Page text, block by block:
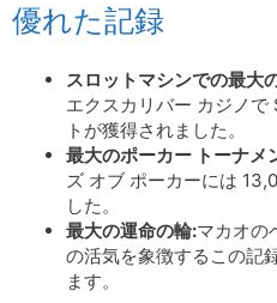
優れた記録
スロットマシンでの最大
エクスカリバー カジノ
トが獲得されました。
最大のポーカー トーナメ
ズ オブ ポーカーには
した。
最大の運命の輪:マカオの
の活気を象徴するこの記
ます。